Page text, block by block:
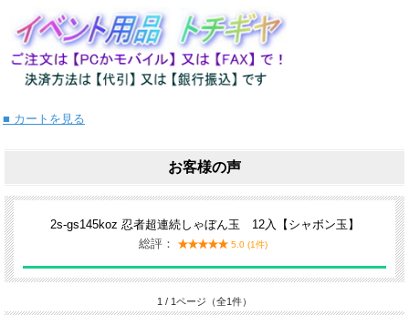
■ カートを見る
お客様の声
2s-gs145koz 忍者超連続しゃぼん玉 12入【シャボン玉】
総評：
5.0 (1件)
1 / 1ページ（全1件）